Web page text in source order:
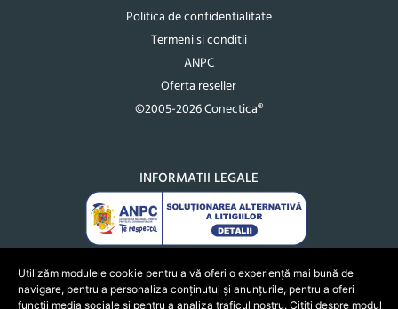
Politica de confidentialitate
Termeni si conditii
ANPC
Oferta reseller
©2005-2026 Conectica®
INFORMATII LEGALE
Utilizăm modulele cookie pentru a vă oferi o experiență mai bună de
navigare, pentru a personaliza conținutul și anunțurile, pentru a oferi
funcții media sociale și pentru a analiza traficul nostru. Citiți despre modul